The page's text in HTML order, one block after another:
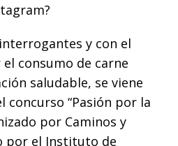
y con el
consumo de carne
saludable, se viene
concurso “Pasión por la
por Caminos y
por el Instituto de